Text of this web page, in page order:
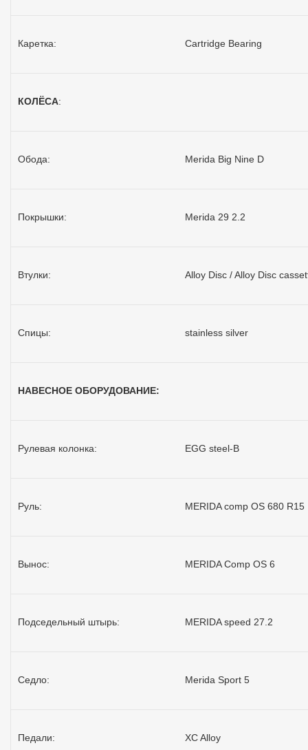
Каретка: Cartridge Bearing
КОЛЁСА:
Обода: Merida Big Nine D
Покрышки: Merida 29 2.2
Втулки: Alloy Disc / Alloy Disc
Спицы: stainless silver
НАВЕСНОЕ ОБОРУДОВАНИЕ:
Рулевая колонка: EGG steel-B
Руль: MERIDA comp OS 680 R15
Вынос: MERIDA Comp OS 6
Подседельный штырь: MERIDA speed 27.2
Седло: Merida Sport 5
Педали: XC Alloy